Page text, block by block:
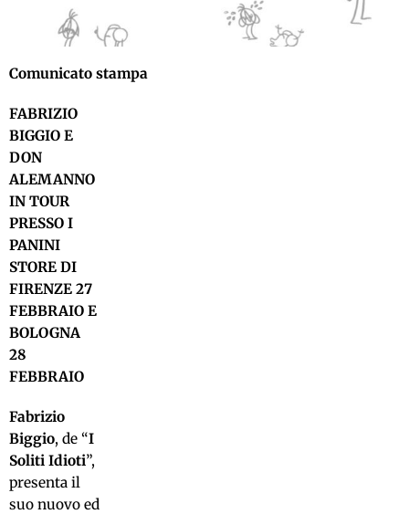
Comunicato stampa
FABRIZIO
BIGGIO E
DON
ALEMANNO
IN TOUR
PRESSO I
PANINI
STORE DI
FIRENZE 27
FEBBRAIO E
BOLOGNA
28
FEBBRAIO
Fabrizio
Biggio, de “I
Soliti Idioti”,
presenta il
suo nuovo ed